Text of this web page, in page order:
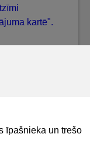
īpašnieka un trešo
kartē".
politika